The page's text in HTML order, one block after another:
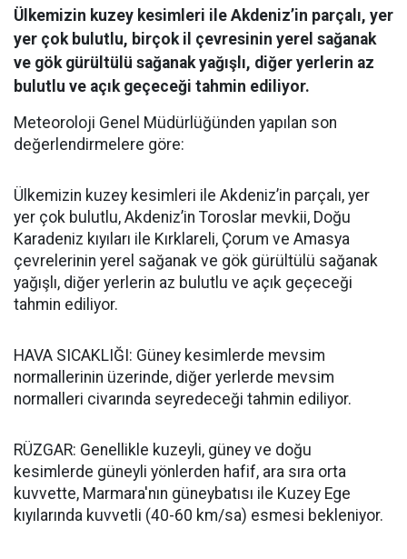
Ülkemizin kuzey kesimleri ile Akdeniz’in parçalı, yer
yer çok bulutlu, birçok il çevresinin yerel sağanak
ve gök gürültülü sağanak yağışlı, diğer yerlerin az
bulutlu ve açık geçeceği tahmin ediliyor.
Meteoroloji Genel Müdürlüğünden yapılan son
değerlendirmelere göre:
Ülkemizin kuzey kesimleri ile Akdeniz’in parçalı, yer
yer çok bulutlu, Akdeniz’in Toroslar mevkii, Doğu
Karadeniz kıyıları ile Kırklareli, Çorum ve Amasya
çevrelerinin yerel sağanak ve gök gürültülü sağanak
yağışlı, diğer yerlerin az bulutlu ve açık geçeceği
tahmin ediliyor.
HAVA SICAKLIĞI: Güney kesimlerde mevsim
normallerinin üzerinde, diğer yerlerde mevsim
normalleri civarında seyredeceği tahmin ediliyor.
RÜZGAR: Genellikle kuzeyli, güney ve doğu
kesimlerde güneyli yönlerden hafif, ara sıra orta
kuvvette, Marmara'nın güneybatısı ile Kuzey Ege
kıyılarında kuvvetli (40-60 km/sa) esmesi bekleniyor.